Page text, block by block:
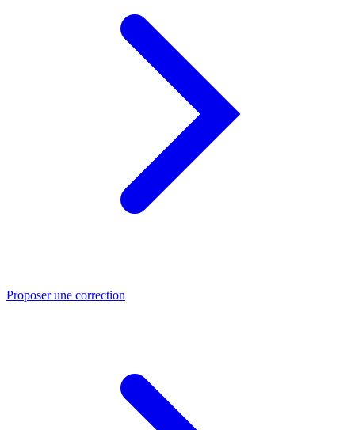
Proposer une correction